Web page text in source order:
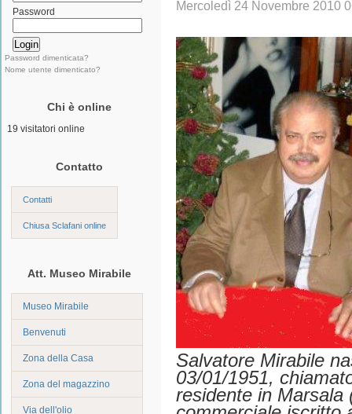
Password
Password dimenticata?
Nome utente dimenticato?
Chi è online
19 visitatori online
Contatto
Contatti
Chiusa Sclafani online
Att. Museo Mirabile
Museo Mirabile
Benvenuti
Zona della Casa
Zona del magazzino
Via dell'olio
Mercoledì 24 Novembre 2010
Salvatore Mirabile
03/01/1951,
residente in Marsala